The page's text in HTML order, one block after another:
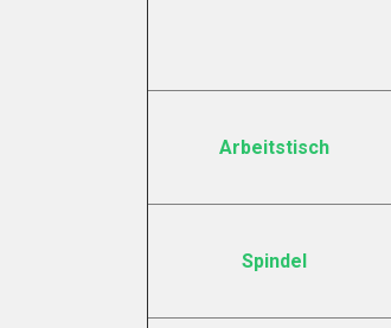
Arbeitstisch
Spindel